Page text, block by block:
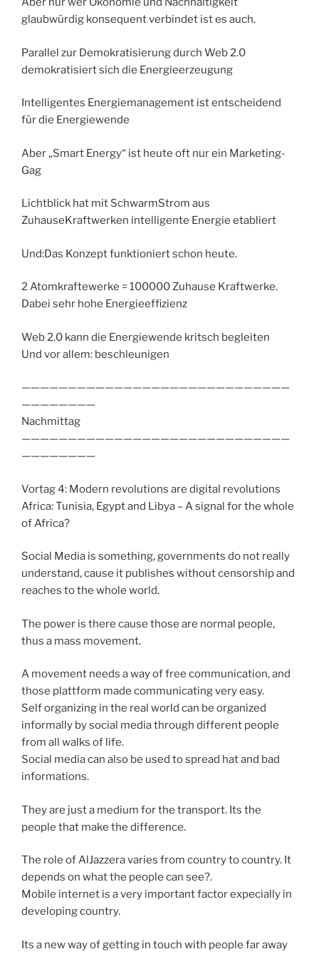
glaubwürdig konsequent verbindet ist es auch.
Parallel zur Demokratisierung durch Web 2.0
demokratisiert sich die Energieerzeugung
Intelligentes Energiemanagement ist entscheidend
für die Energiewende
Aber „Smart Energy“ ist heute oft nur ein Marketing-
Gag
Lichtblick hat mit SchwarmStrom aus
ZuhauseKraftwerken intelligente Energie etabliert
Und:Das Konzept funktioniert schon heute.
2 Atomkraftewerke = 100000 Zuhause Kraftwerke.
Dabei sehr hohe Energieeffizienz
Web 2.0 kann die Energiewende kritsch begleiten
Und vor allem: beschleunigen
—————————————————————————————
————————
Nachmittag
—————————————————————————————
————————
Vortag 4: Modern revolutions are digital revolutions
Africa: Tunisia, Egypt and Libya – A signal for the whole
of Africa?
Social Media is something, governments do not really
understand, cause it publishes without censorship and
reaches to the whole world.
The power is there cause those are normal people,
thus a mass movement.
A movement needs a way of free communication, and
those plattform made communicating very easy.
Self organizing in the real world can be organized
informally by social media through different people
from all walks of life.
Social media can also be used to spread hat and bad
informations.
They are just a medium for the transport. Its the
people that make the difference.
The role of AlJazzera varies from country to country. It
depends on what the people can see?.
Mobile internet is a very important factor expecially in
developing country.
Its a new way of getting in touch with people far away